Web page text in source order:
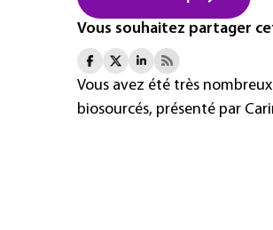
Vous souhaitez partager
Vous avez été très
biosourcés, présenté par